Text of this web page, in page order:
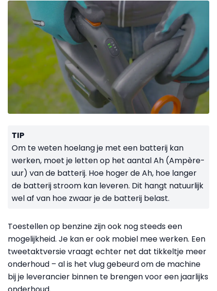
TIP
Om te weten hoelang je met een batterij kan
werken, moet je letten op het aantal Ah (Ampère-
uur) van de batterij. Hoe hoger de Ah, hoe langer
de batterij stroom kan leveren. Dit hangt natuurlijk
wel af van hoe zwaar je de batterij belast.
Toestellen op benzine zijn ook nog steeds een
mogelijkheid. Je kan er ook mobiel mee werken. Een
tweetaktversie vraagt echter net dat tikkeltje meer
onderhoud – al is het vlug gebeurd om de machine
bij je leverancier binnen te brengen voor een jaarlijks